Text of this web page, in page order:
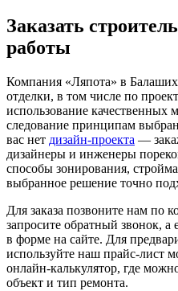
Заказать
работы
Компания «Ляпота» в
отделки, в том числе по
использование качественных
следование принципам
вас нет дизайн-проекта —
дизайнеры и инженеры
способы зонирования,
выбранное решение точно
Для заказа позвоните нам по
запросите обратный звонок,
в форме на сайте. Для
используйте наш прайс-лист
онлайн-калькулятор, где
объект и тип ремонта.